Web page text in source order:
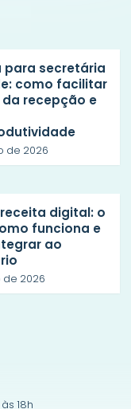
para secretária
como facilitar
recepção e
de 2026
digital: o
funciona e
ao
de 2026
18h